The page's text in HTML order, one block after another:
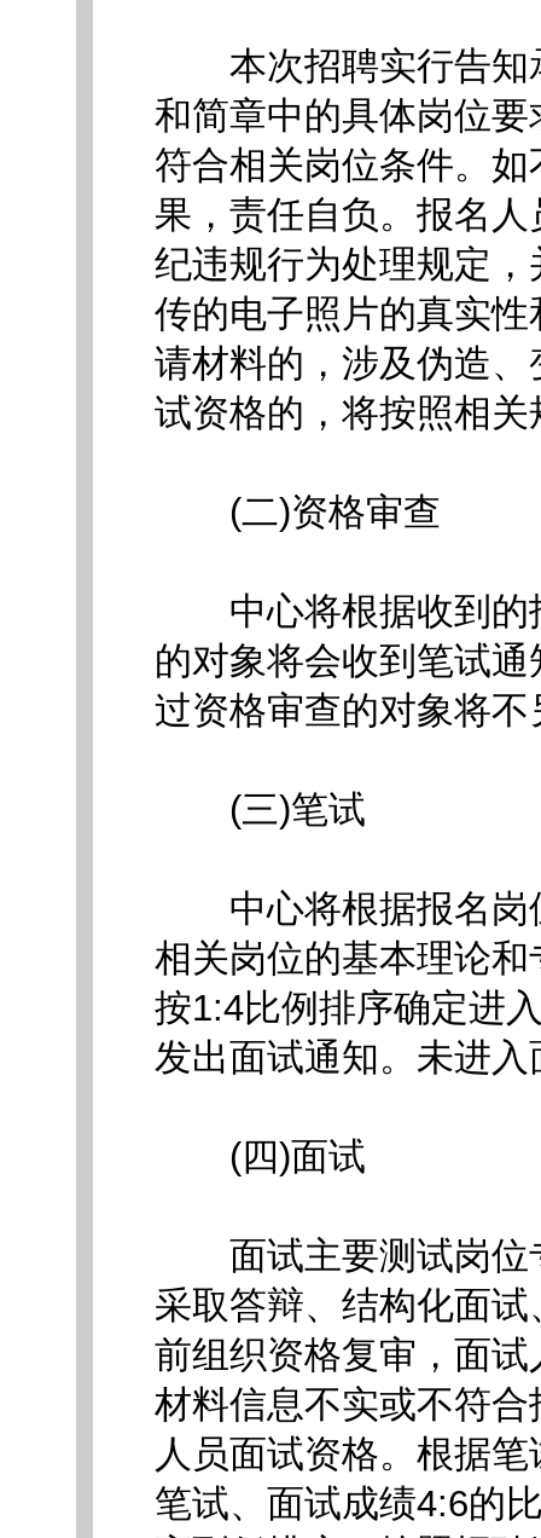
本次招聘实行告知
和简章中的具体岗位
符合相关岗位条件。
果，责任自负。报名
纪违规行为处理规定
传的电子照片的真实
请材料的，涉及伪造
试资格的，将按照相关
(二)资格审查
中心将根据收到的
的对象将会收到笔试
过资格审查的对象将不
(三)笔试
中心将根据报名岗
相关岗位的基本理论
按1:4比例排序确定进
发出面试通知。未进
(四)面试
面试主要测试岗位
采取答辩、结构化面
前组织资格复审，面
材料信息不实或不符
人员面试资格。根据
笔试、面试成绩4:6的